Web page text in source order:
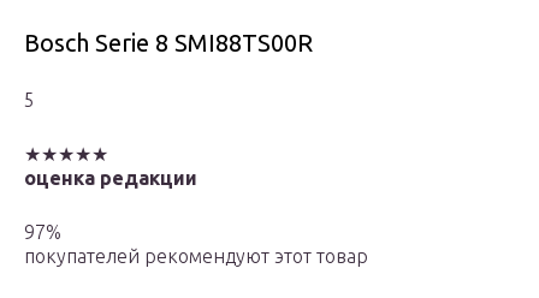
Bosch Serie 8 SMI88TS00R
5
★★★★★
оценка редакции
97%
покупателей рекомендуют этот товар